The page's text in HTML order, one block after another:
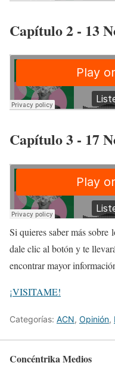
Capítulo 2 - 13
Capítulo 3 - 17
Si quieres saber más sobre
dale clic al botón y te
encontrar mayor
¡VISITAME!
Categorías: ACN, Opinión,
Concéntrika Medios